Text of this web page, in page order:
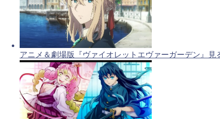
アニメ＆劇場版『ヴァイオレットエヴァーガーデン』見